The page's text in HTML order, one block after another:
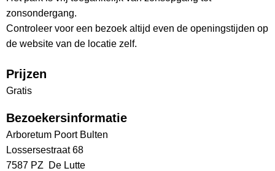
zonsondergang.
Controleer voor een bezoek altijd even de openingstijden op
de website van de locatie zelf.
Prijzen
Gratis
Bezoekersinformatie
Arboretum Poort Bulten
Lossersestraat 68
7587 PZ De Lutte